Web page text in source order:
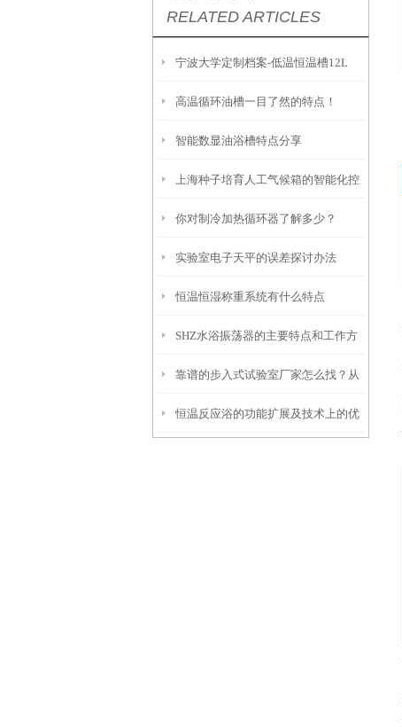
RELATED ARTICLES
宁波大学定制档案-低温恒温槽12L
高温循环油槽一目了然的特点！
智能数显油浴槽特点分享
上海种子培育人工气候箱的智能化控
制技术和功能特性
你对制冷加热循环器了解多少？
实验室电子天平的误差探讨办法
恒温恒湿称重系统有什么特点
SHZ水浴振荡器的主要特点和工作方
式是怎样的
靠谱的步入式试验室厂家怎么找？从
信誉和资质入手
恒温反应浴的功能扩展及技术上的优